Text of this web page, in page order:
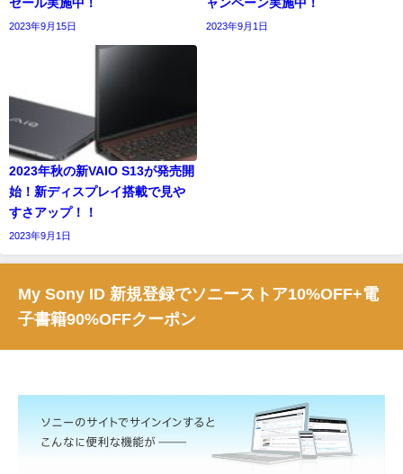
2023年9月15日 2023年9月1日
2023年秋の新VAIO S13が発売開
始！新ディスプレイ搭載で見や
すさアップ！！
2023年9月1日
My Sony ID 新規登録でソニーストア10%OFF+電
子書籍90%OFFクーポン